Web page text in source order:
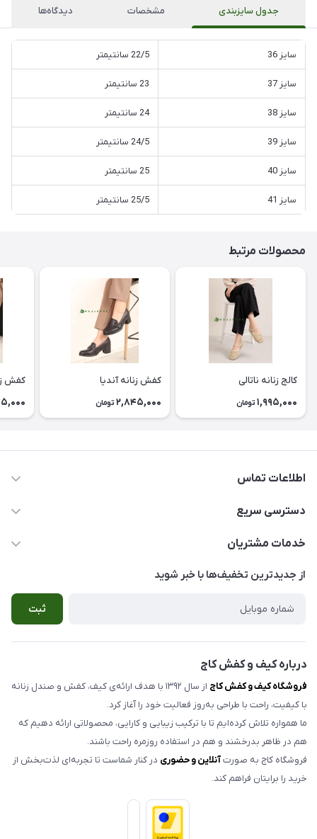
جدول سایزبندی مشخصات دیدگاه‌ها
سایز 36 22/5 سانتیمتر
سایز 37 23 سانتیمتر
سایز 38 24 سانتیمتر
سایز 39 24/5 سانتیمتر
سایز 40 25 سانتیمتر
سایز 41 25/5 سانتیمتر
محصولات مرتبط
کالج زنانه ناتالی
1,995,000 تومان
کفش زنانه آندیا
2,845,000 تومان
کفش
اطلاعات تماس
077-33554913-09056762436
دسترسی سریع
کفش زنانه
کیف زنانه
مدلهای تک سایز و حراجی
خدمات مشتریان
راهنمای سفارش
تماس با ما
از جدید‌ترین تخفیف‌ها با‌ خبر شوید
ثبت
درباره کیف و کفش کاج
فروشگاه کیف و کفش کاج
از سال ۱۳۹۲ با هدف ارائه‌ی کیف، کفش و صندل زنانه
با کیفیت، راحت با طراحی به‌روز فعالیت خود را آغاز کرد.
ما همواره تلاش کرده‌ایم تا با ترکیب زیبایی و کارایی، محصولاتی ارائه دهیم که
هم در ظاهر بدرخشند و هم در استفاده روزمره راحت باشند.
فروشگاه کاج به صورتآنلاین و حضوری در کنار شماست تا تجربه‌ای لذت‌بخش از
خرید را برایتان فراهم کند.